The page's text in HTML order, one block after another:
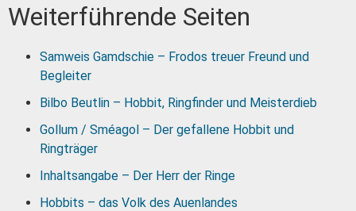
Weiterführende Seiten
Samweis Gamdschie – Frodos treuer Freund und
Begleiter
Bilbo Beutlin – Hobbit, Ringfinder und Meisterdieb
Gollum / Sméagol – Der gefallene Hobbit und
Ringträger
Inhaltsangabe – Der Herr der Ringe
Hobbits – das Volk des Auenlandes